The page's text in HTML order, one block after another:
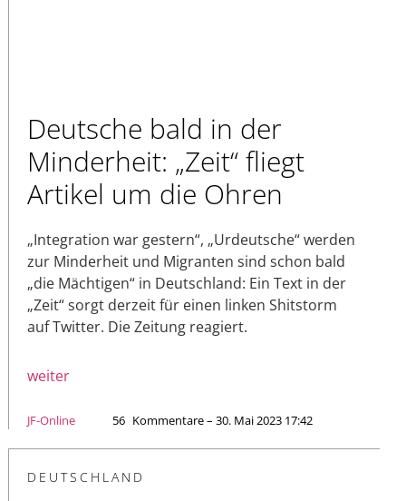
Deutsche bald in der
Minderheit: „Zeit“ fliegt
Artikel um die Ohren
„Integration war gestern“, „Urdeutsche“ werden
zur Minderheit und Migranten sind schon bald
„die Mächtigen“ in Deutschland: Ein Text in der
„Zeit“ sorgt derzeit für einen linken Shitstorm
auf Twitter. Die Zeitung reagiert.
weiter
JF-Online 56 Kommentare – 30. Mai 2023 17:42
DEUTSCHLAND